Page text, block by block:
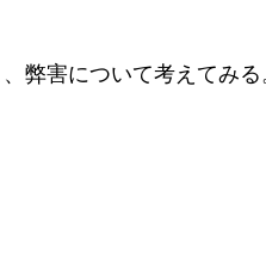
弊害について考えてみる